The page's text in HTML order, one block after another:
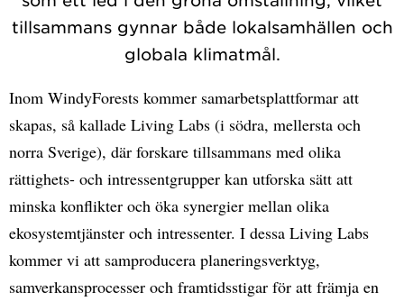
tillsammans gynnar både lokalsamhällen och
globala klimatmål.
Inom WindyForests kommer samarbetsplattformar att
skapas, så kallade Living Labs (i södra, mellersta och
norra Sverige), där forskare tillsammans med olika
rättighets- och intressentgrupper kan utforska sätt att
minska konflikter och öka synergier mellan olika
ekosystemtjänster och intressenter. I dessa Living Labs
kommer vi att samproducera planeringsverktyg,
samverkansprocesser och framtidsstigar för att främja en